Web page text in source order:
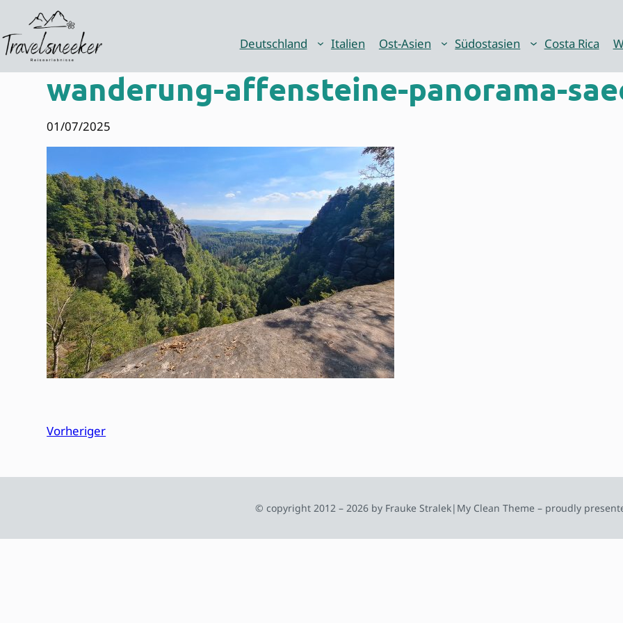
Inhalt
springen
Deutschland Italien Ost-Asien Südostasien Costa Rica
wanderung-affensteine-panorama-
01/07/2025
Vorheriger
© copyright 2012 – 2026 by Frauke Stralek| My Clean Theme – proudly